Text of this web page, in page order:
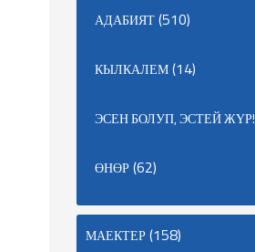
АДАБИЯТ(510)
КЫЛКАЛЕМ(14)
ЭСЕН БОЛУП, ЭСТЕЙ ЖҮР!
ӨНӨР(62)
МАЕКТЕР(158)